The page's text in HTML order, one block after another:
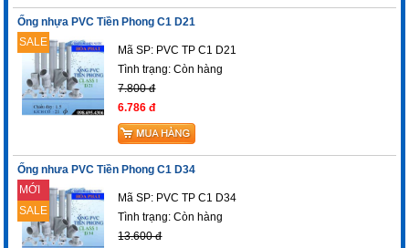
Ống nhựa PVC Tiền Phong C1 D21
SALE
Mã SP: PVC TP C1 D21
Tình trạng:Còn hàng
7.800 đ
6.786 đ
Ống nhưa PVC Tiền Phong C1 D34
MỚI
SALE
Mã SP: PVC TP C1 D34
Tình trạng:Còn hàng
13.600 đ